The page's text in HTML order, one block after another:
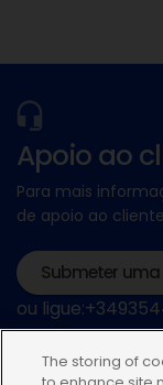
Apoio ao
Para mais
de apoio ao cliente
Submeter
ou
The storing of